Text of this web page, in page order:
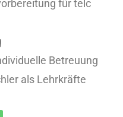
für telc
Betreuung
als Lehrkräfte